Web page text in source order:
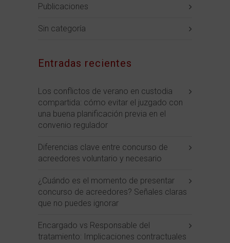
Publicaciones
Sin categoría
Entradas recientes
Los conflictos de verano en custodia
compartida: cómo evitar el juzgado con
una buena planificación previa en el
convenio regulador
Diferencias clave entre concurso de
acreedores voluntario y necesario
¿Cuándo es el momento de presentar
concurso de acreedores? Señales claras
que no puedes ignorar
Encargado vs Responsable del
tratamiento: Implicaciones contractuales